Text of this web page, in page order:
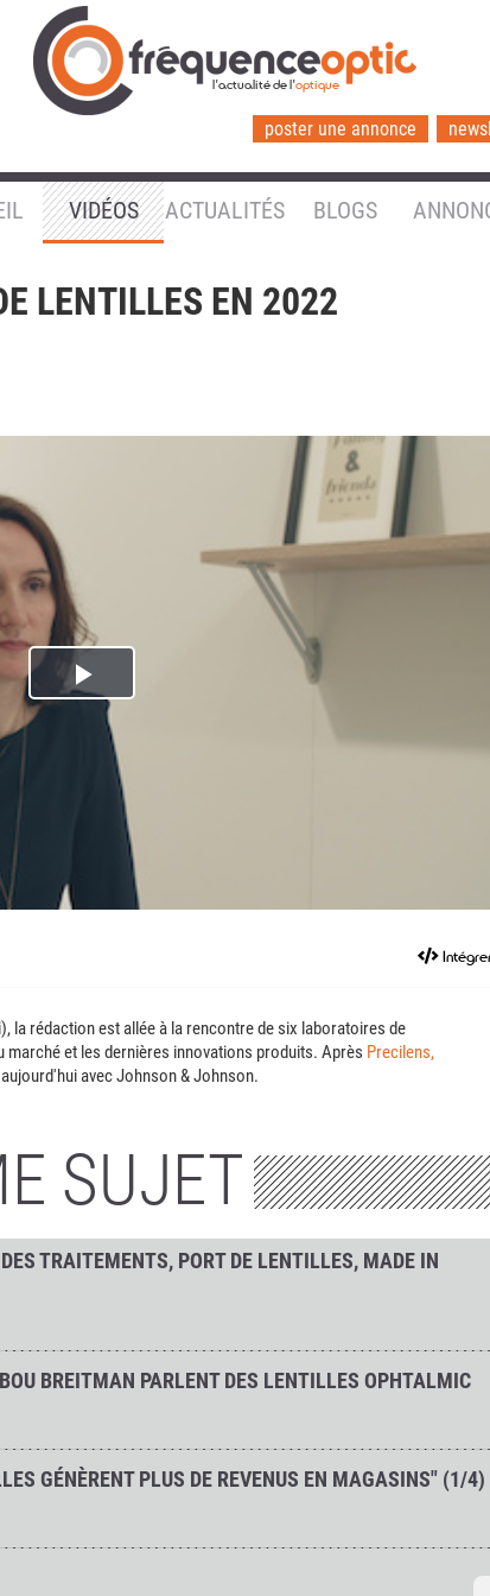
l'actualité de l'optique
poster une annonce
VIDÉOS ACTUALITÉS BLOGS
LENTILLES EN 2022
Play
Video
la rédaction est allée à la rencontre de six laboratoires de
et les dernières innovations produits. Après Precilens,
avec Johnson & Johnson.
SUJET
TRAITEMENTS, PORT DE LENTILLES, MADE IN
BREITMAN PARLENT DES LENTILLES OPHTALMIC
GÉNÈRENT PLUS DE REVENUS EN MAGASINS" (1/4)